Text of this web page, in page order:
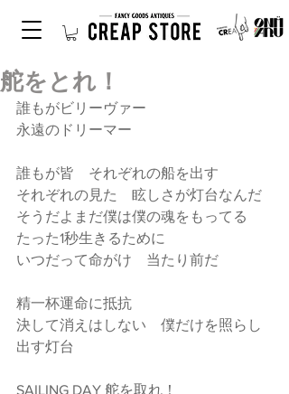
舵をとれ！
誰もがビリーヴァー
永遠のドリーマー
誰もが皆　それぞれの船を出す
それぞれの見た　眩しさが灯台なんだ
そうだよまだ僕は僕の魂をもってる
たった1秒生きるために
いつだって命がけ　当たり前だ
精一杯運命に抵抗
決して消えはしない　僕だけを照らし
出す灯台
SAILING DAY 舵を取れ！